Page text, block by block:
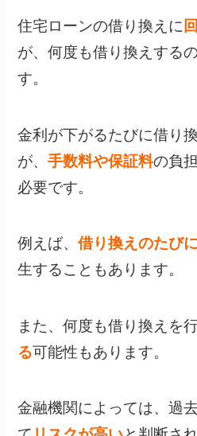
住宅ローンの借り換えに
が、何度も借り換えする
す。
金利が下がるたびに借り
が、手数料や保証料の負
必要です。
例えば、借り換えのたび
生することもあります。
また、何度も借り換えを
る可能性もあります。
金融機関によっては、過